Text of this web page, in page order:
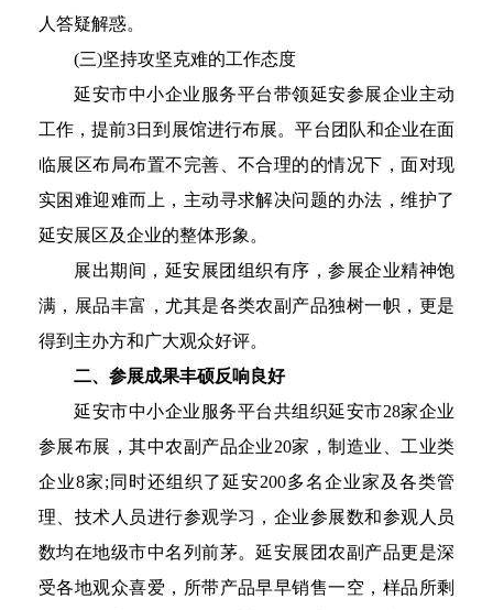
人答疑解惑。
(三)坚持攻坚克难的工作态度
延安市中小企业服务平台带领延安参展企业主动
工作，提前3日到展馆进行布展。平台团队和企业在面
临展区布局布置不完善、不合理的的情况下，面对现
实困难迎难而上，主动寻求解决问题的办法，维护了
延安展区及企业的整体形象。
展出期间，延安展团组织有序，参展企业精神饱
满，展品丰富，尤其是各类农副产品独树一帜，更是
得到主办方和广大观众好评。
二、参展成果丰硕反响良好
延安市中小企业服务平台共组织延安市28家企业
参展布展，其中农副产品企业20家，制造业、工业类
企业8家;同时还组织了延安200多名企业家及各类管
理、技术人员进行参观学习，企业参展数和参观人员
数均在地级市中名列前茅。延安展团农副产品更是深
受各地观众喜爱，所带产品早早销售一空，样品所剩